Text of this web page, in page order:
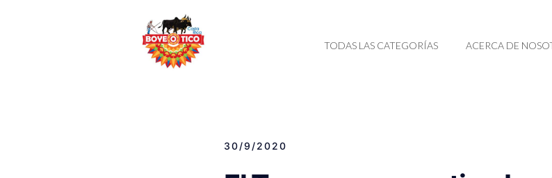
TODAS LAS CATEGORÍAS ACERCA DE
30/9/2020